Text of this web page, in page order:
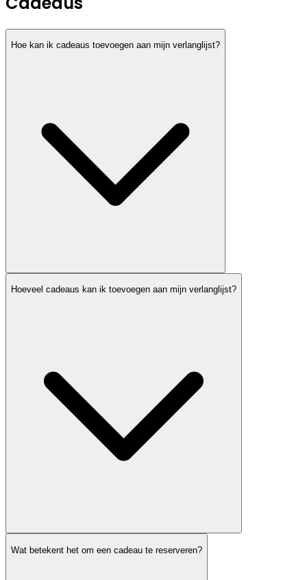
Hoe kan ik cadeaus toevoegen aan mijn verlanglijst?
Hoeveel cadeaus kan ik toevoegen aan mijn verlanglijst?
Wat betekent het om een cadeau te reserveren?